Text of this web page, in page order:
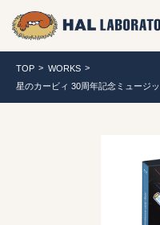
TOP
WORKS
星のカービィ 30周年記念ミュージ